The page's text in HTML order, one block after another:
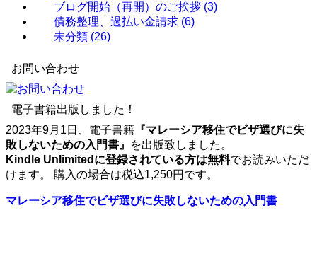
ブログ開始（再開）のご挨拶 (3)
債務整理、過払い金請求 (6)
未分類 (26)
お問い合わせ
電子書籍出版しました！
2023年9月1日、電子書籍 『マレーシア移住でビザ選びに失
敗しないための入門書』
を出版致しました。
Kindle Unlimitedに登録されている方は無料でお読みいただ
けます。 購入の場合は税込1,250円です。
マレーシア移住でビザ選びに失敗しないための入門書